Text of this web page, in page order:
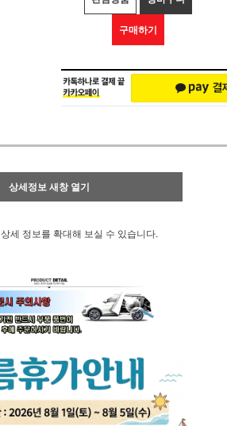
구매하기
상세정보 새창 열기
상세 정보를 확대해 보실 수 있습니다.